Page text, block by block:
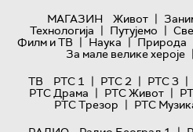
МАГАЗИН
Живот |
Технологијa | Путујемо |
Филм и ТВ | Наука | Природа
За мале велике хероје |
ТВ
РТС 1 | РТС 2 | РТС 3 |
РТС Драма | РТС Живот |
РТС Трезор | РТС